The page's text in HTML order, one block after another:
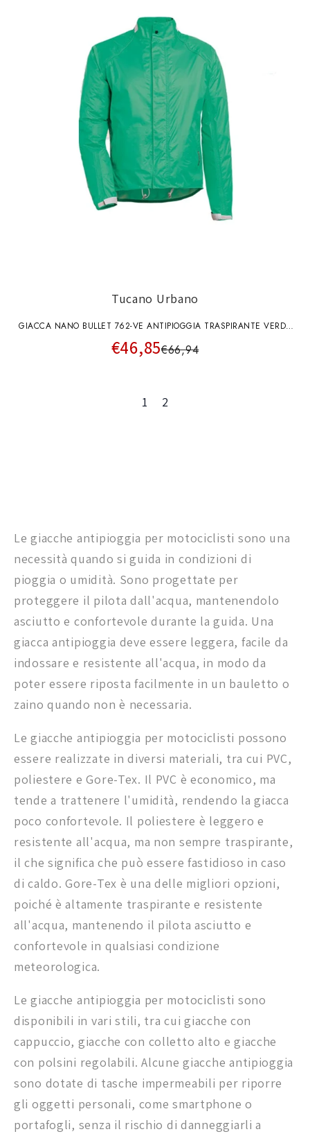
Tucano Urbano
GIACCA NANO BULLET 762-VE ANTIPIOGGIA TRASPIRANTE VERDE
TUCANO
€46,85€66,94
1 2
Le giacche antipioggia per motociclisti sono una
necessità quando si guida in condizioni di
pioggia o umidità. Sono progettate per
proteggere il pilota dall'acqua, mantenendolo
asciutto e confortevole durante la guida. Una
giacca antipioggia deve essere leggera, facile da
indossare e resistente all'acqua, in modo da
poter essere riposta facilmente in un bauletto o
zaino quando non è necessaria.
Le giacche antipioggia per motociclisti possono
essere realizzate in diversi materiali, tra cui PVC,
poliestere e Gore-Tex. Il PVC è economico, ma
tende a trattenere l'umidità, rendendo la giacca
poco confortevole. Il poliestere è leggero e
resistente all'acqua, ma non sempre traspirante,
il che significa che può essere fastidioso in caso
di caldo. Gore-Tex è una delle migliori opzioni,
poiché è altamente traspirante e resistente
all'acqua, mantenendo il pilota asciutto e
confortevole in qualsiasi condizione
meteorologica.
Le giacche antipioggia per motociclisti sono
disponibili in vari stili, tra cui giacche con
cappuccio, giacche con colletto alto e giacche
con polsini regolabili. Alcune giacche antipioggia
sono dotate di tasche impermeabili per riporre
gli oggetti personali, come smartphone o
portafogli, senza il rischio di danneggiarli a